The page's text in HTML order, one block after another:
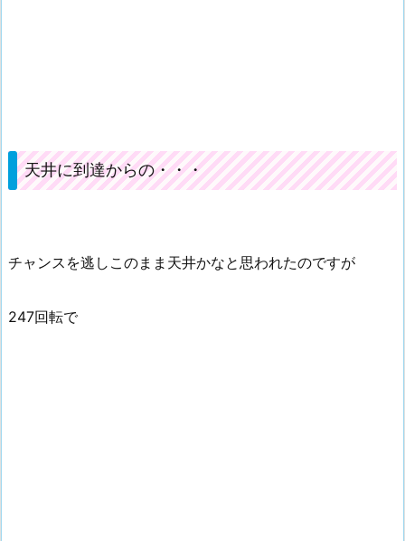
天井に到達からの・・・
チャンスを逃しこのまま天井かなと思われたのですが
247回転で